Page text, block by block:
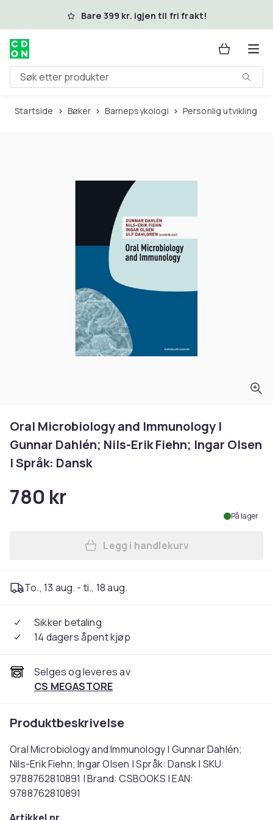
Hopp til hovedinnholdBare 399 kr. igjen til fri frakt!
Søk etter produkter
Startside Bøker Barnepsykologi Personlig utvikling
Oral Microbiology and Immunology |
Gunnar Dahlén; Nils-Erik Fiehn; Ingar Olsen
| Språk: Dansk
780 kr
På lager
Legg Oral Microbiology
Legg i handlekurv
To., 13 aug. - ti., 18 aug.
Sikker betaling
14 dagers åpent kjøp
Selges og leveres av
CS MEGASTORE
Produktbeskrivelse
Oral Microbiology and Immunology | Gunnar Dahlén;
Nils-Erik Fiehn; Ingar Olsen | Språk: Dansk | SKU:
9788762810891 | Brand: CSBOOKS | EAN:
9788762810891